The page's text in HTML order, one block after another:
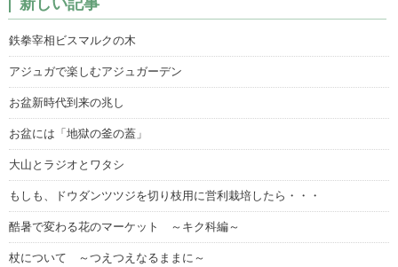
鉄拳宰相ビスマルクの木
アジュガで楽しむアジュガーデン
お盆新時代到来の兆し
お盆には「地獄の釜の蓋」
大山とラジオとワタシ
もしも、ドウダンツツジを切り枝用に営利栽培したら・・・
酷暑で変わる花のマーケット ～キク科編～
杖について ～つえつえなるままに～